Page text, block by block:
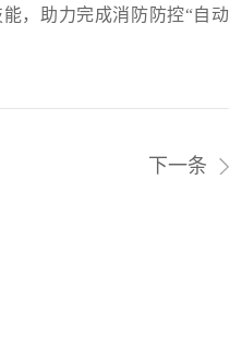
，助力完成消防防控“自动
下一条